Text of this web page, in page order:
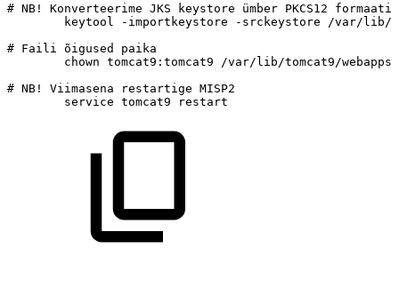
# NB! Konverteerime JKS keystore ümber PKCS12
formaati
keytool
-importkeystore -srckeystore
/var/lib/
# Faili õigused
paika
chown tomcat9:tomcat9
/var/lib/tomcat9/
# NB! Viimasena restartige MISP2
service tomcat9 restart